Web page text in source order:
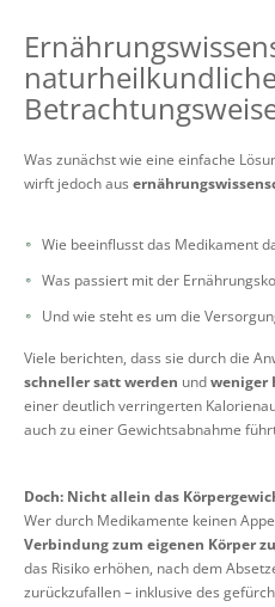
Was zunächst wie eine einfache
wirft jedoch aus
Wie beeinflusst das Medikament
Was passiert mit der
Und wie steht es um die
Viele berichten, dass sie durch die
schneller satt werden undweniger
einer deutlich verringerten
auch zu einer Gewichtsabnahme
Doch: Nicht allein das
Wer durch Medikamente keinen
Verbindung zum eigenen Körper
das Risiko erhöhen, nach dem
zurückzufallen – inklusive des